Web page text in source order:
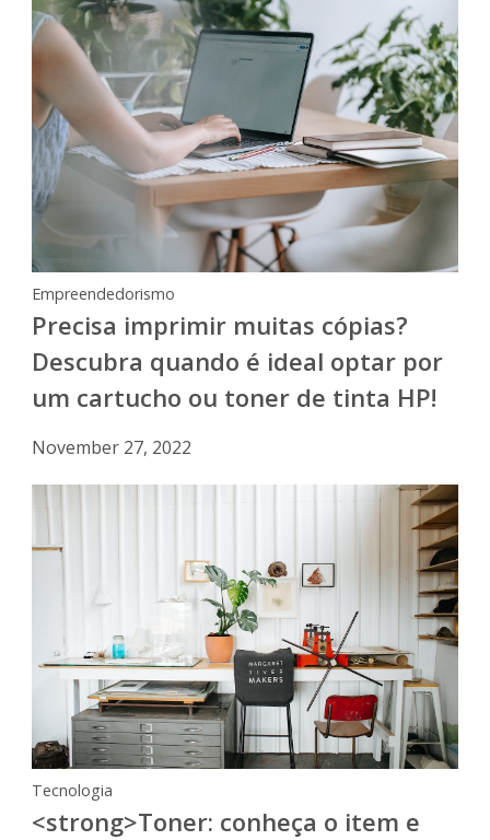
Empreendedorismo
Precisa imprimir muitas cópias?
Descubra quando é ideal optar por
um cartucho ou toner de tinta HP!
November 27, 2022
Tecnologia
<strong>Toner: conheça o item e